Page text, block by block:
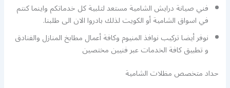
فني صيانة درايش الشامية مستعد لتلبية كل خدماتكم واينما كنتم
في اسواق الشامية أو الكويت لذلك بادروا الان الى طلبنا.
نوفر أيضا تركيب نوافذ المنيوم وكافة أعمال مطابخ المنازل والفنادق
و تطبيق كافة الخدمات عبر فنيين مختصين
حداد متخصص مظلات الشامية